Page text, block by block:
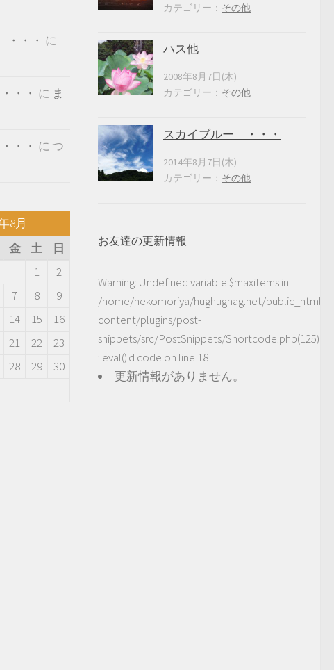
カテゴリー： その他
ハス他
2008年8月7日(木)
カテゴリー： その他
スカイブルー ・・・
2014年8月7日(木)
カテゴリー： その他
お友達の更新情報
Warning: Undefined variable $maxitems in
/home/nekomoriya/hughughag.net/public_html/
content/plugins/post-
snippets/src/PostSnippets/Shortcode.php(125)
: eval()'d code on line 18
更新情報がありません。
・・・ に
・・ に ま
・・ に つ
8月
金 土
日
1
2
7 8
9
14 15
16
21 22
23
28 29
30